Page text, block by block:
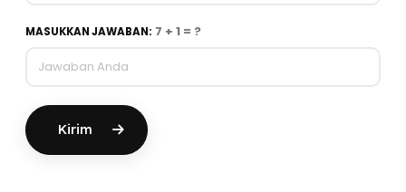
MASUKKAN JAWABAN: 7 + 1 = ?
Kirim